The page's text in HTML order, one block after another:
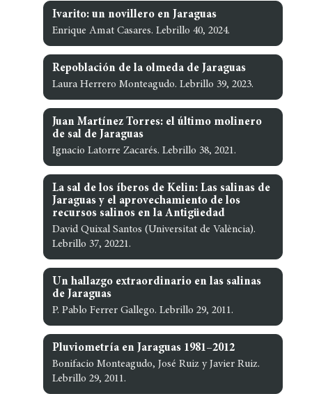
Ivarito: un novillero en Jaraguas
Enrique Amat Casares. Lebrillo 40, 2024.
Repoblación de la olmeda de Jaraguas
Laura Herrero Monteagudo. Lebrillo 39, 2023.
Juan Martínez Torres: el último molinero
de sal de Jaraguas
Ignacio Latorre Zacarés. Lebrillo 38, 2021.
La sal de los íberos de Kelin: Las salinas de
Jaraguas y el aprovechamiento de los
recursos salinos en la Antigüedad
David Quixal Santos (Universitat de València).
Lebrillo 37, 20221.
Un hallazgo extraordinario en las salinas
de Jaraguas
P. Pablo Ferrer Gallego. Lebrillo 29, 2011.
Pluviometría en Jaraguas 1981–2012
Bonifacio Monteagudo, José Ruiz y Javier Ruiz.
Lebrillo 29, 2011.